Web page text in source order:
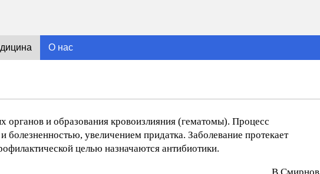
О нас
органов и образования кровоизлияния (гематомы). Процесс
увеличением придатка. Заболевание протекает
целью назначаются антибиотики.